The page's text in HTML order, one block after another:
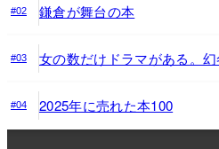
#02 鎌倉が舞台の本
#03 女の数だけドラマがある。
#04 2025年に売れた本100